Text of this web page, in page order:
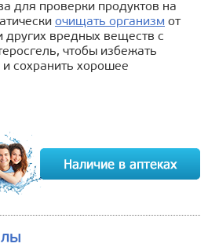
для проверки продуктов на
очищать организм от
других вредных веществ с
чтобы избежать
сохранить хорошее